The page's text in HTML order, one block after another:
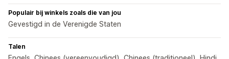
Populair bij winkels zoals die van jou
Gevestigd in de Verenigde Staten
Talen